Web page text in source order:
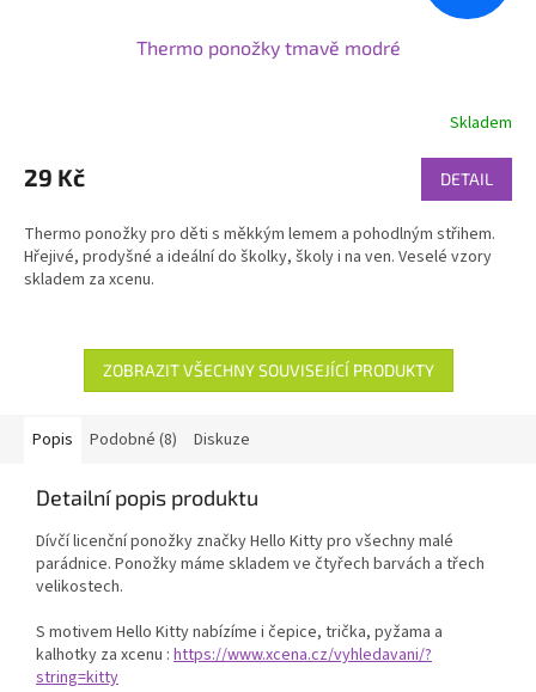
Thermo ponožky tmavě modré
Skladem
29 Kč DETAIL
Thermo ponožky pro děti s měkkým lemem a pohodlným střihem.
Hřejivé, prodyšné a ideální do školky, školy i na ven. Veselé vzory
skladem za xcenu.
ZOBRAZIT VŠECHNY SOUVISEJÍCÍ PRODUKTY
Popis Podobné (8) Diskuze
Detailní popis produktu
Dívčí licenční ponožky značky Hello Kitty pro všechny malé
parádnice. Ponožky máme skladem ve čtyřech barvách a třech
velikostech.
S motivem Hello Kitty nabízíme i čepice, trička, pyžama a
kalhotky za xcenu : https://www.xcena.cz/vyhledavani/?
string=kitty